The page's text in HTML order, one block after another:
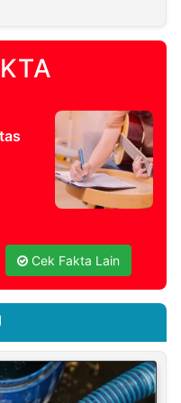
Cek Fakta Lain